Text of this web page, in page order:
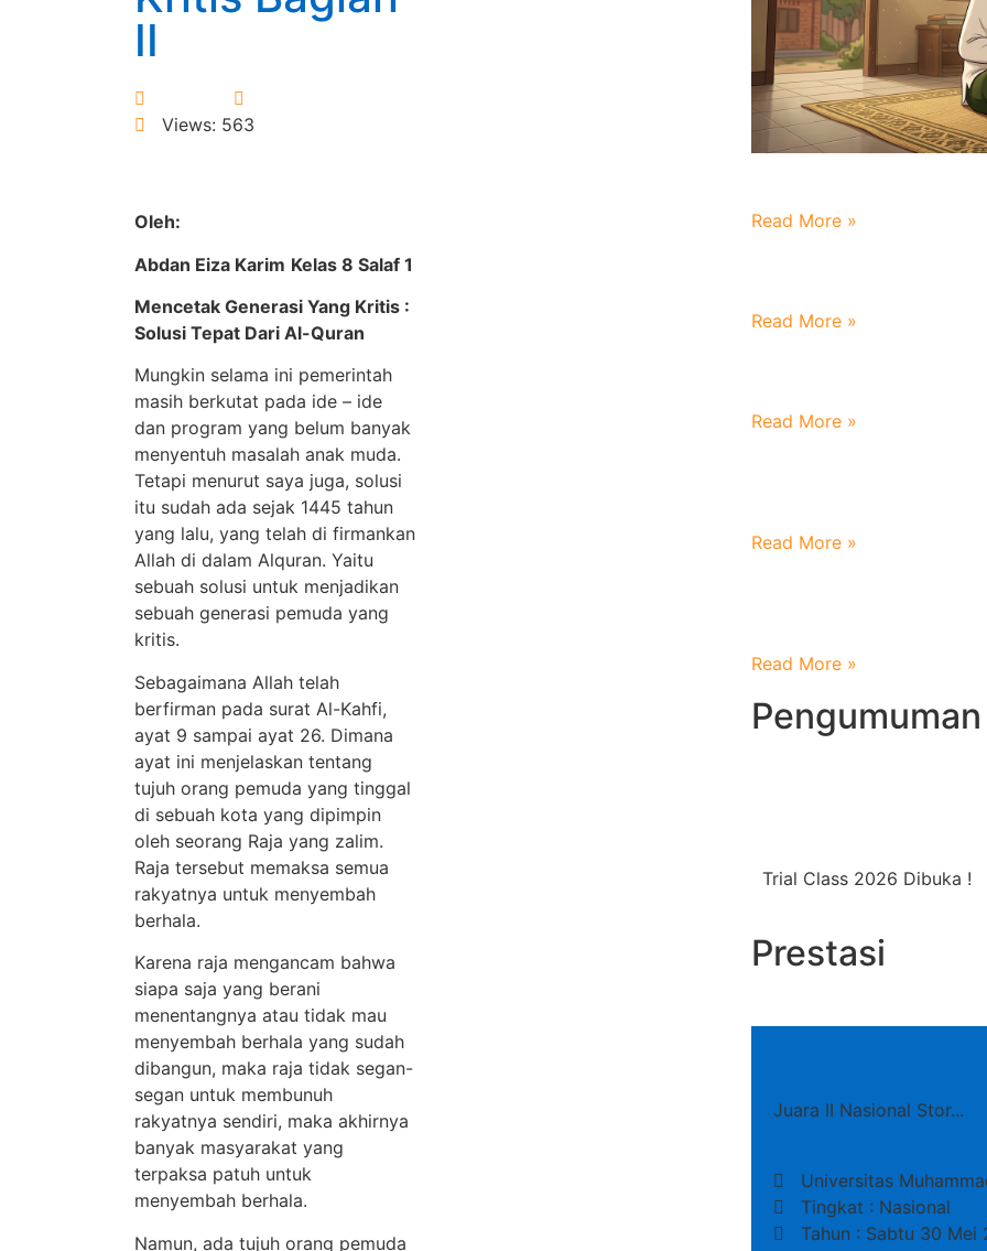
II
Views: 563
Oleh:
Abdan Eiza Karim Kelas 8 Salaf 1
Mencetak Generasi Yang Kritis :
Solusi Tepat Dari Al-Quran
Mungkin selama ini pemerintah
masih berkutat pada ide – ide
dan program yang belum banyak
menyentuh masalah anak muda.
Tetapi menurut saya juga, solusi
itu sudah ada sejak 1445 tahun
yang lalu, yang telah di firmankan
Allah di dalam Alquran. Yaitu
sebuah solusi untuk menjadikan
sebuah generasi pemuda yang
kritis.
Sebagaimana Allah telah
berfirman pada surat Al-Kahfi,
ayat 9 sampai ayat 26. Dimana
ayat ini menjelaskan tentang
tujuh orang pemuda yang tinggal
di sebuah kota yang dipimpin
oleh seorang Raja yang zalim.
Raja tersebut memaksa semua
rakyatnya untuk menyembah
berhala.
Karena raja mengancam bahwa
siapa saja yang berani
menentangnya atau tidak mau
menyembah berhala yang sudah
dibangun, maka raja tidak segan-
segan untuk membunuh
rakyatnya sendiri, maka akhirnya
banyak masyarakat yang
terpaksa patuh untuk
menyembah berhala.
Namun, ada tujuh orang pemuda
Read More »
Read More »
Read More »
Read More »
Read More »
Pengumuman
Trial Class 2026 Dibuka !
Prestasi
Juara II Nasional Stor...
Universitas
Tingkat : Nasional
Tahun : Sabtu 30 Mei